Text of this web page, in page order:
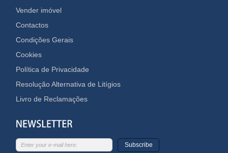
Vender imóvel
Contactos
Condições Gerais
Cookies
Política de Privacidade
Resolução Alternativa de Litígios
Livro de Reclamações
Subscribe